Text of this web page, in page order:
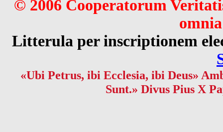
© 2006 Cooperatorum
Litterula per inscriptionem
«Ubi Petrus, ibi Ecclesia, ibi Deus»
Sunt.» Divus Pius X